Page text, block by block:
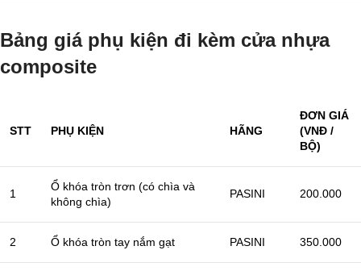
Bảng giá phụ kiện đi kèm cửa nhựa
composite
STT PHỤ KIỆN HÃNG
ĐƠN GIÁ
(VNĐ /
BỘ)
1
Ổ khóa tròn trơn (có chìa và
không chìa)
PASINI 200.000
2 Ổ khóa tròn tay nắm gạt PASINI 350.000